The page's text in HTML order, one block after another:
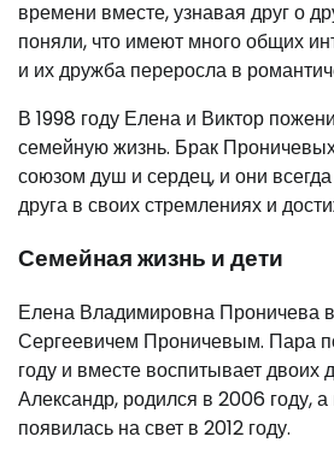
времени вместе, узнавая друг о
поняли, что имеют много общих
и их дружба переросла в
В 1998 году Елена и Виктор
семейную жизнь. Брак
союзом душ и сердец, и они
друга в своих стремлениях и
Семейная жизнь и дети
Елена Владимировна Проничева
Сергеевичем Проничевым. Пара
году и вместе воспитывает двоих
Александр, родился в 2006 году,
появилась на свет в 2012 году.